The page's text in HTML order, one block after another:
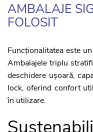
AMBALAJE
FOLOSIT
Funcționalitatea este
Ambalajele triplu
deschidere ușoară,
lock, oferind confort
în utilizare.